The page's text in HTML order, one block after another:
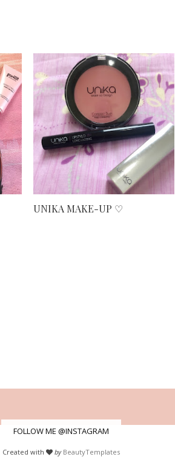
UNIKA MAKE-UP ♡
FOLLOW ME @INSTAGRAM
Created with by BeautyTemplates